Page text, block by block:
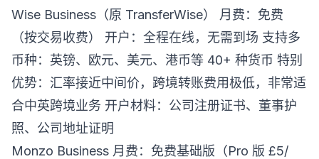
Wise Business（原 TransferWise） 月费：免费
（按交易收费） 开户：全程在线，无需到场 支持多
币种：英镑、欧元、美元、港币等 40+ 种货币 特别
优势：汇率接近中间价，跨境转账费用极低，非常适
合中英跨境业务 开户材料：公司注册证书、董事护
照、公司地址证明
Monzo Business 月费：免费基础版（Pro 版 £5/